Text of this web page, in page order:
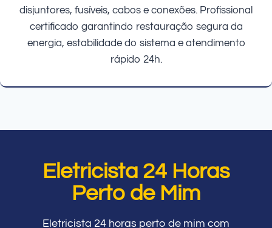
disjuntores, fusíveis, cabos e conexões. Profissional
certificado garantindo restauração segura da
energia, estabilidade do sistema e atendimento
rápido 24h.
Eletricista 24 Horas
Perto de Mim
Eletricista 24 horas perto de mim com